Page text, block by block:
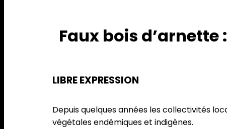
Faux bois
LIBRE EXPRESSION
Depuis quelques années les collectivités
végétales endémiques et indigènes.